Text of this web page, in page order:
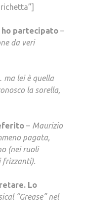
partecipato –
da veri
ma lei è quella
la sorella,
– Maurizio
pagata,
(nei ruoli
frizzanti).
Lo
“Grease” nel